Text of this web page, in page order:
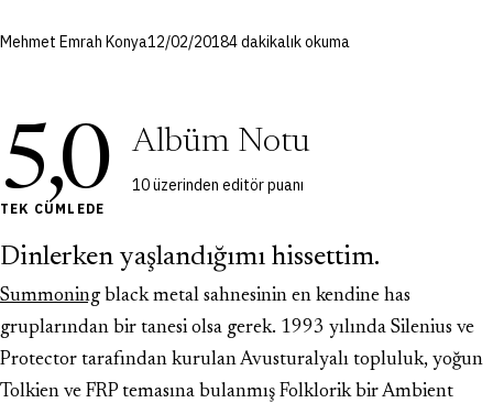
Mehmet Emrah Konya12/02/20184 dakikalık okuma
5,0 Albüm Notu
10 üzerinden editör puanı
TEK CÜMLEDE
Dinlerken yaşlandığımı hissettim.
Summoning black metal sahnesinin en kendine has
gruplarından bir tanesi olsa gerek. 1993 yılında Silenius ve
Protector tarafından kurulan Avusturalyalı topluluk, yoğun
Tolkien ve FRP temasına bulanmış Folklorik bir Ambient